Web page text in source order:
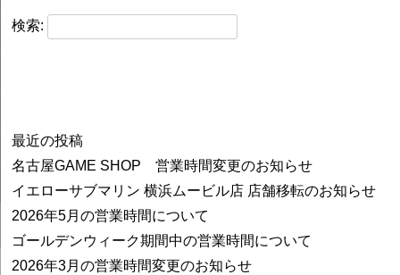
検索:
最近の投稿
名古屋GAME SHOP 営業時間変更のお知らせ
イエローサブマリン 横浜ムービル店 店舗移転のお知らせ
2026年5月の営業時間について
ゴールデンウィーク期間中の営業時間について
2026年3月の営業時間変更のお知らせ